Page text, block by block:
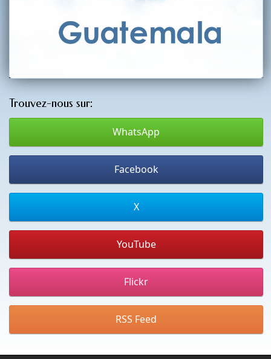
Trouvez-nous sur:
WhatsApp
Facebook
X
YouTube
Flickr
RSS Feed